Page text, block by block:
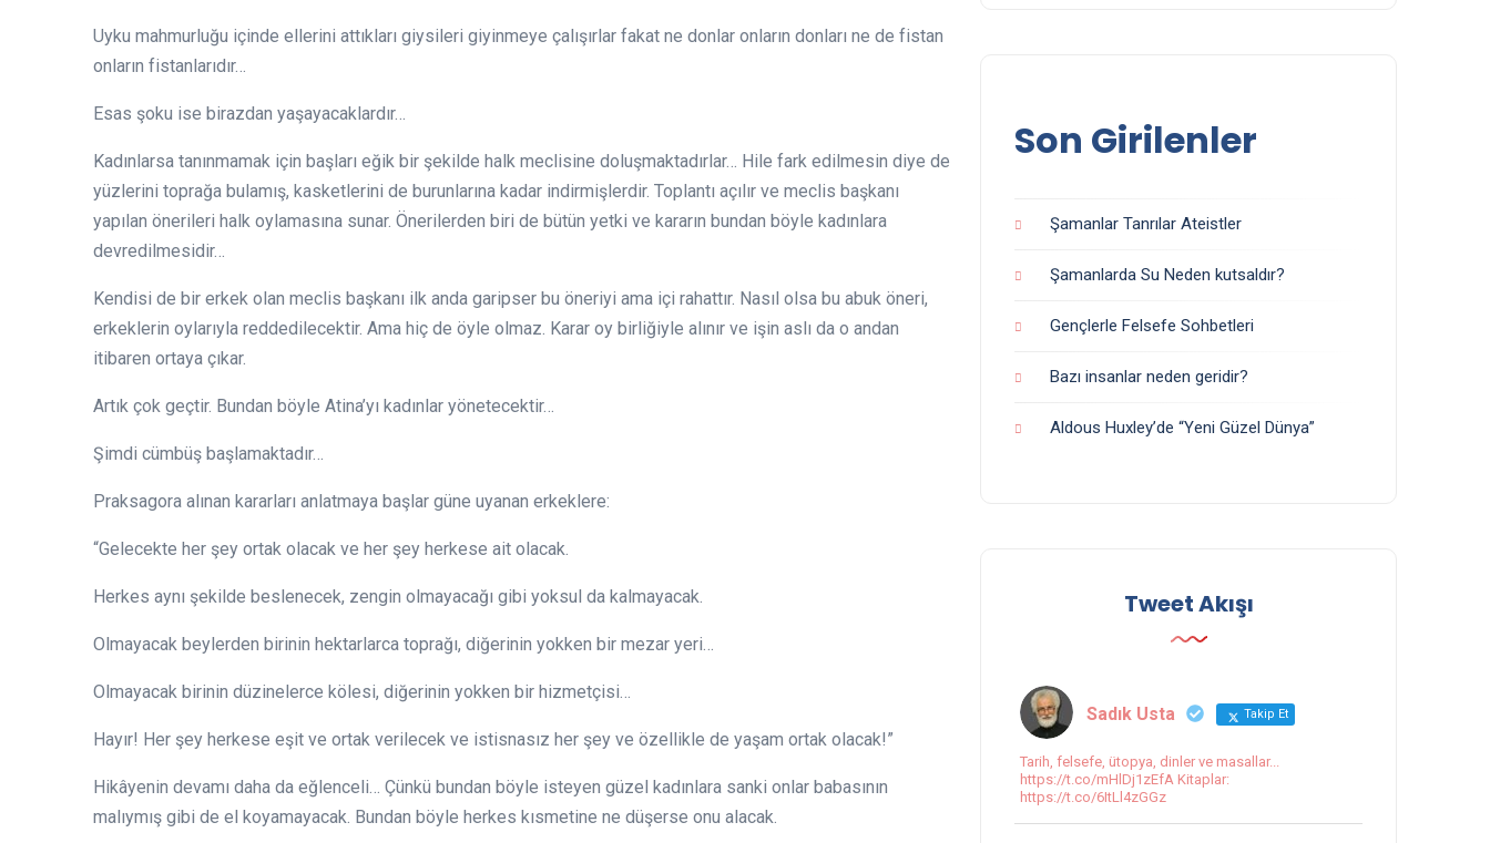
Uyku mahmurluğu içinde ellerini attıkları giysileri giyinmeye çalışırlar fakat ne donlar onların donları ne de fistan
onların fistanlarıdır…
Esas şoku ise birazdan yaşayacaklardır…
Kadınlarsa tanınmamak için başları eğik bir şekilde halk meclisine doluşmaktadırlar… Hile fark edilmesin diye de
yüzlerini toprağa bulamış, kasketlerini de burunlarına kadar indirmişlerdir. Toplantı açılır ve meclis başkanı
yapılan önerileri halk oylamasına sunar. Önerilerden biri de bütün yetki ve kararın bundan böyle kadınlara
devredilmesidir…
Kendisi de bir erkek olan meclis başkanı ilk anda garipser bu öneriyi ama içi rahattır. Nasıl olsa bu abuk öneri,
erkeklerin oylarıyla reddedilecektir. Ama hiç de öyle olmaz. Karar oy birliğiyle alınır ve işin aslı da o andan
itibaren ortaya çıkar.
Artık çok geçtir. Bundan böyle Atina’yı kadınlar yönetecektir…
Şimdi cümbüş başlamaktadır…
Praksagora alınan kararları anlatmaya başlar güne uyanan erkeklere:
“Gelecekte her şey ortak olacak ve her şey herkese ait olacak.
Herkes aynı şekilde beslenecek, zengin olmayacağı gibi yoksul da kalmayacak.
Olmayacak beylerden birinin hektarlarca toprağı, diğerinin yokken bir mezar yeri…
Olmayacak birinin düzinelerce kölesi, diğerinin yokken bir hizmetçisi…
Hayır! Her şey herkese eşit ve ortak verilecek ve istisnasız her şey ve özellikle de yaşam ortak olacak!”
Hikâyenin devamı daha da eğlenceli… Çünkü bundan böyle isteyen güzel kadınlara sanki onlar babasının
malıymış gibi de el koyamayacak. Bundan böyle herkes kısmetine ne düşerse onu alacak.
Son Girilenler
Şamanlar Tanrılar Ateistler
Şamanlarda Su Neden kutsaldır?
Gençlerle Felsefe Sohbetleri
Bazı insanlar neden geridir?
Aldous Huxley’de “Yeni Güzel Dünya”
Tweet Akışı
Sadık Usta Takip Et
Tarih, felsefe, ütopya, dinler ve masallar...
https://t.co/mHlDj1zEfA Kitaplar:
https://t.co/6ItLl4zGGz